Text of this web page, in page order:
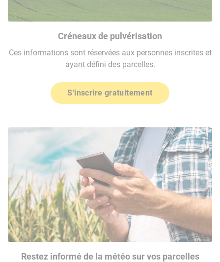
Créneaux de pulvérisation
Ces informations sont réservées aux personnes inscrites et
ayant défini des parcelles.
S'inscrire gratuitement
Restez informé de la météo sur vos parcelles